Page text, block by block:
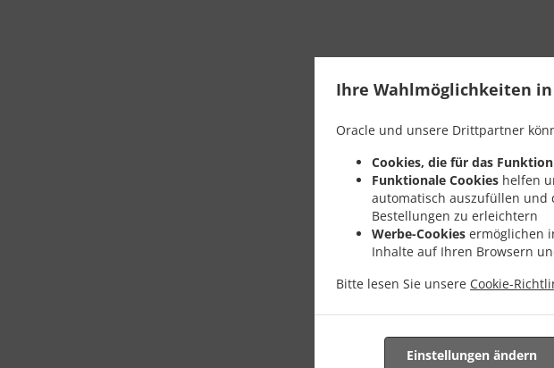
Ihre Wahlmöglichkeiten in
Oracle und unsere Drittpartner
Cookies, die für das
Funktionale Cookies helfen
automatisch auszufüllen und
Bestellungen zu erleichtern
Werbe-Cookies ermöglichen
Inhalte auf Ihren Browsern
Bitte lesen Sie unsere Cookie-
Einstellungen ändern